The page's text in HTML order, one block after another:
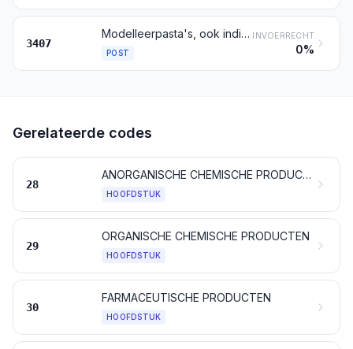
3407
Modelleerpasta's, ook indien opgemaakt als kinderspeelgoed; tandtechnische waspreparaten en dergelijke preparaten, in assortimenten, opgemaakt voor de verkoop in het klein of in plaat-, staaf- of hoefijzervorm of in dergelijke vormen (bijvoorbeeld bijtplaatjes); andere preparaten voor tandtechnisch gebruik, op basis van gebrand gips
POST
INVOERRECHT
0%
Gerelateerde codes
28
ANORGANISCHE CHEMISCHE PRODUCTEN; ANORGANISCHE OF ORGANISCHE VERBINDINGEN VAN EDELE METALEN, VAN RADIOACTIEVE ELEMENTEN, VAN ZELDZAME AARDMETALEN EN VAN ISOTOPEN
HOOFDSTUK
29
ORGANISCHE CHEMISCHE PRODUCTEN
HOOFDSTUK
30
FARMACEUTISCHE PRODUCTEN
HOOFDSTUK